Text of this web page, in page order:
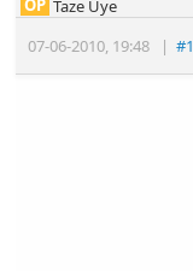
07-06-2010, 19:48 |#1
OP Taze Üye